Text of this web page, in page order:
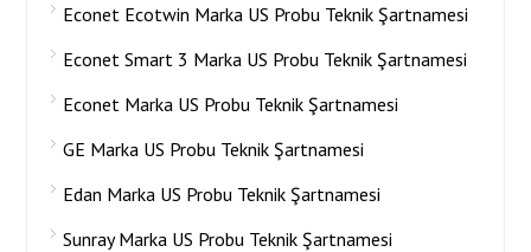
Econet Ecotwin Marka US Probu Teknik Şartnamesi
Econet Smart 3 Marka US Probu Teknik Şartnamesi
Econet Marka US Probu Teknik Şartnamesi
GE Marka US Probu Teknik Şartnamesi
Edan Marka US Probu Teknik Şartnamesi
Sunray Marka US Probu Teknik Şartnamesi